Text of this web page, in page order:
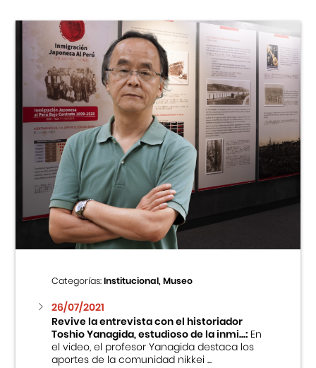
Categorías:Institucional, Museo
26/07/2021
Revive la entrevista con el historiador
Toshio Yanagida, estudioso de la inmi...:En
el video, el profesor Yanagida destaca los
aportes de la comunidad nikkei ...